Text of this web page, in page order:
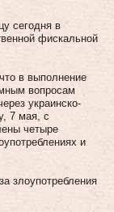
сегодня в
фискальной
в выполнение
вопросам
украинско-
7 мая, с
четыре
и
злоупотребления